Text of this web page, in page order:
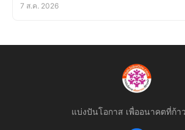
7 ส.ค. 2026
แบ่งปันโอกาส เพื่ออนาคตที่ก้า